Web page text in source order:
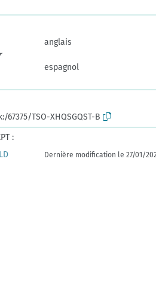
anglais
espagnol
TSO-XHQSGQST-B
:
Dernière modification le 27/01/